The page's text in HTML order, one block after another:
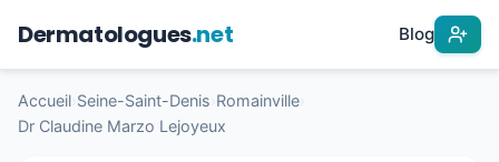
Dermatologues.net Blog
Accueil Seine-Saint-Denis Romainville
Dr Claudine Marzo Lejoyeux